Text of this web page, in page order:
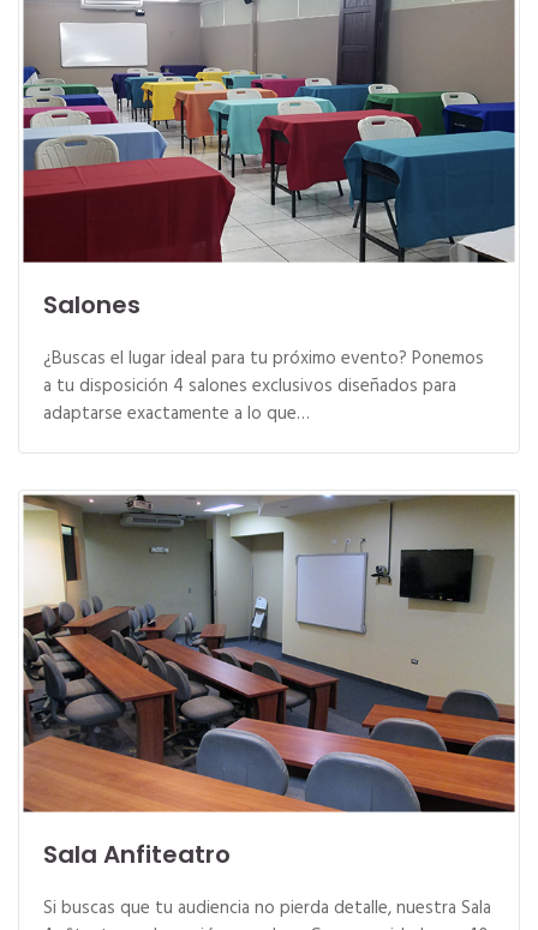
Salones
¿Buscas el lugar ideal para tu próximo evento? Ponemos
a tu disposición 4 salones exclusivos diseñados para
adaptarse exactamente a lo que…
Sala Anfiteatro
Si buscas que tu audiencia no pierda detalle, nuestra Sala